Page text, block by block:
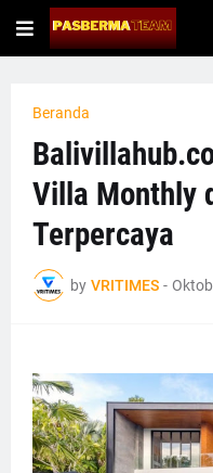
Beranda
Villa Monthly
Terpercaya
by VRITIMES -